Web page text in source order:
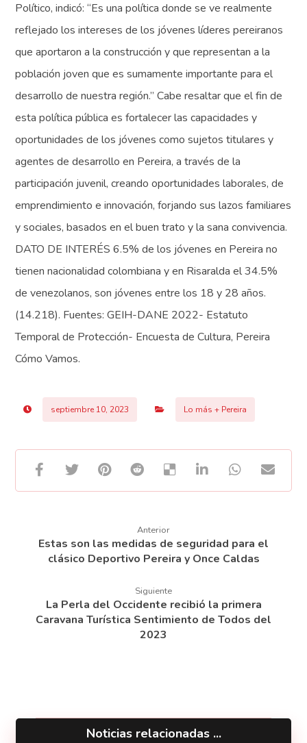
Político, indicó: “Es una política donde se ve realmente
reflejado los intereses de los jóvenes líderes pereiranos
que aportaron a la construcción y que representan a la
población joven que es sumamente importante para el
desarrollo de nuestra región.” Cabe resaltar que el fin de
esta política pública es fortalecer las capacidades y
oportunidades de los jóvenes como sujetos titulares y
agentes de desarrollo en Pereira, a través de la
participación juvenil, creando oportunidades laborales, de
emprendimiento e innovación, forjando sus lazos familiares
y sociales, basados en el buen trato y la sana convivencia.
DATO DE INTERÉS 6.5% de los jóvenes en Pereira no
tienen nacionalidad colombiana y en Risaralda el 34.5%
de venezolanos, son jóvenes entre los 18 y 28 años.
(14.218). Fuentes: GEIH-DANE 2022- Estatuto
Temporal de Protección- Encuesta de Cultura, Pereira
Cómo Vamos.
septiembre 10, 2023 Lo más + Pereira
Anterior
Estas son las medidas de seguridad para el
clásico Deportivo Pereira y Once Caldas
Siguiente
La Perla del Occidente recibió la primera
Caravana Turística Sentimiento de Todos del
2023
Noticias relacionadas ...